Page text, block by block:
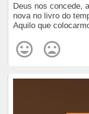
Deus nos concede,
nova no livro do
Aquilo que